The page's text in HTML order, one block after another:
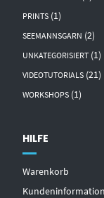
PRINTS (1)
SEEMANNSGARN (2)
UNKATEGORISIERT (1)
VIDEOTUTORIALS (21)
WORKSHOPS (1)
HILFE
Warenkorb